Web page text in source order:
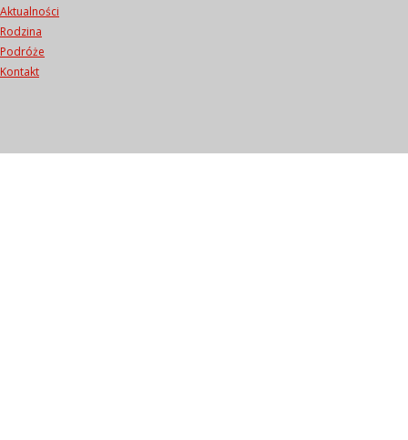
Aktualności
Rodzina
Podróże
Kontakt